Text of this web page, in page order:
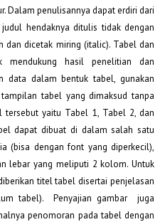
Dalam penulisannya dapat erdiri dari
hendaknya ditulis tidak dengan
dan dicetak miring (italic). Tabel dan
mendukung hasil penelitian dan
data dalam bentuk tabel, gunakan
tabel yang dimaksud tanpa
tersebut yaitu Tabel 1, Tabel 2, dan
dapat dibuat di dalam salah satu
(bisa dengan font yang diperkecil),
lebar yang meliputi 2 kolom. Untuk
titel tabel disertai penjelasan
tabel). Penyajian gambar juga
penomoran pada tabel dengan